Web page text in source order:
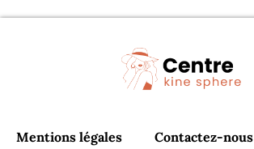
Mentions légales Contactez-nous